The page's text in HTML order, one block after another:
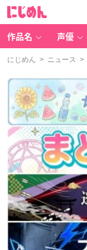
作品名 声優
にじめん > ニュース >